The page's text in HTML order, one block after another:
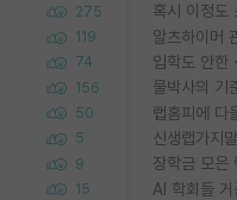
275
119
74
156
50
5
9
15
혹시 이정도
알츠하이머
입학도 안한
물박사의 기
랩홈피에 다
신생랩가지
장학금 모은
AI 학회들